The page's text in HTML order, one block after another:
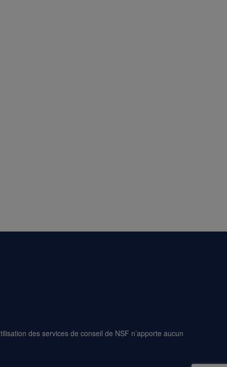
des services de conseil de NSF n’apporte aucun